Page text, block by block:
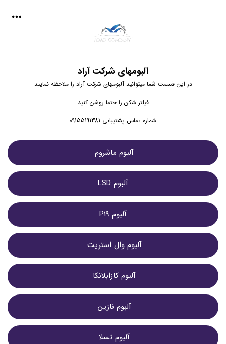
آلبومهای شرکت آراد
در این قسمت شما میتوانید آلبومهای شرکت آراد را ملاحظه نمایید
فیلتر شکن را حتما روشن کنید
شماره تماس پشتیبانی 09155191381
آلبوم ماشروم
آلبوم LSD
آلبوم P19
آلبوم وال استریت
آلبوم کازابلانکا
آلبوم نازین
آلبوم تسلا